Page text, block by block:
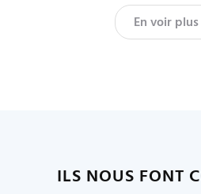
En voir plus
ILS NOUS FONT